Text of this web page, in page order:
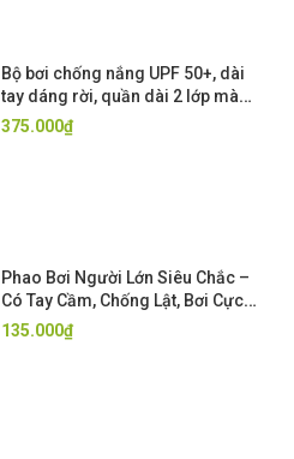
Bộ bơi chống nắng UPF 50+, dài
tay dáng rời, quần dài 2 lớp màu
trắng vàng YUKE
375.000₫
Phao Bơi Người Lớn Siêu Chắc –
Có Tay Cầm, Chống Lật, Bơi Cực
An Toàn
135.000₫